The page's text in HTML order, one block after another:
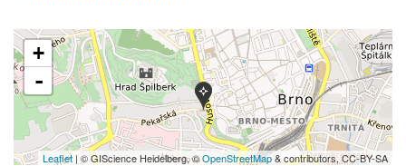
+
-
Leaflet| © GIScience Heidelberg, ©OpenStreetMap& contributors, CC-BY-SA